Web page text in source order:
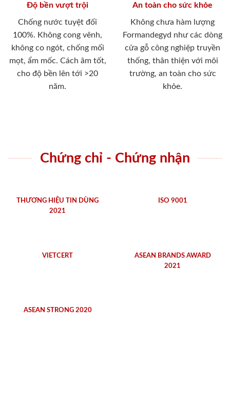
Độ bền vượt trội
Chống nước tuyệt đối
100%. Không cong vênh,
không co ngót, chống mối
mọt, ẩm mốc. Cách âm tốt,
cho độ bền lên tới >20
năm.
An toàn cho sức khỏe
Không chưa hàm lượng
Formandegyd như các dòng
cửa gỗ công nghiệp truyền
thống, thân thiện với môi
trường, an toàn cho sức
khỏe.
Chứng chỉ - Chứng nhận
THƯƠNG HIỆU TIN DÙNG
2021
ISO 9001
VIETCERT
ASEAN BRANDS AWARD
2021
ASEAN STRONG 2020